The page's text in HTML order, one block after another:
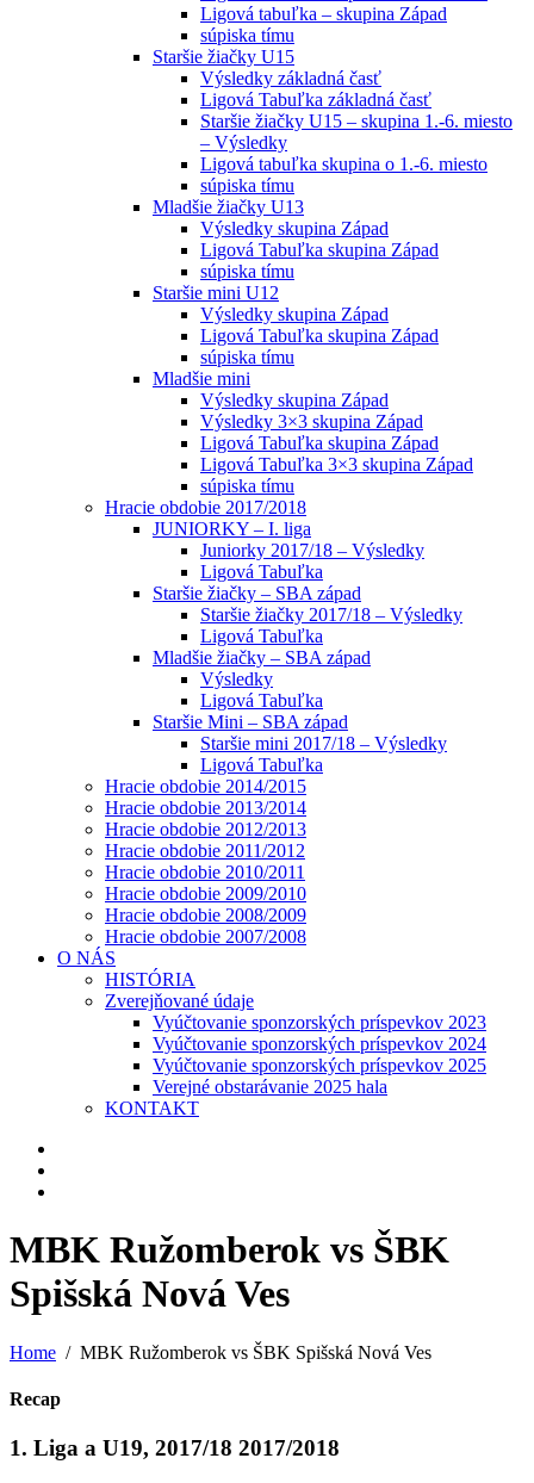
Ligová tabuľka – skupina Západ
súpiska tímu
Staršie žiačky U15
Výsledky základná časť
Ligová Tabuľka základná časť
Staršie žiačky U15 – skupina 1.-6. miesto
– Výsledky
Ligová tabuľka skupina o 1.-6. miesto
súpiska tímu
Mladšie žiačky U13
Výsledky skupina Západ
Ligová Tabuľka skupina Západ
súpiska tímu
Staršie mini U12
Výsledky skupina Západ
Ligová Tabuľka skupina Západ
súpiska tímu
Mladšie mini
Výsledky skupina Západ
Výsledky 3×3 skupina Západ
Ligová Tabuľka skupina Západ
Ligová Tabuľka 3×3 skupina Západ
súpiska tímu
Hracie obdobie 2017/2018
JUNIORKY – I. liga
Juniorky 2017/18 – Výsledky
Ligová Tabuľka
Staršie žiačky – SBA západ
Staršie žiačky 2017/18 – Výsledky
Ligová Tabuľka
Mladšie žiačky – SBA západ
Výsledky
Ligová Tabuľka
Staršie Mini – SBA západ
Staršie mini 2017/18 – Výsledky
Ligová Tabuľka
Hracie obdobie 2014/2015
Hracie obdobie 2013/2014
Hracie obdobie 2012/2013
Hracie obdobie 2011/2012
Hracie obdobie 2010/2011
Hracie obdobie 2009/2010
Hracie obdobie 2008/2009
Hracie obdobie 2007/2008
O NÁS
HISTÓRIA
Zverejňované údaje
Vyúčtovanie sponzorských príspevkov 2023
Vyúčtovanie sponzorských príspevkov 2024
Vyúčtovanie sponzorských príspevkov 2025
Verejné obstarávanie 2025 hala
KONTAKT
MBK Ružomberok vs ŠBK
Spišská Nová Ves
Home MBK Ružomberok vs ŠBK Spišská Nová Ves
Recap
1. Liga a U19, 2017/18 2017/2018